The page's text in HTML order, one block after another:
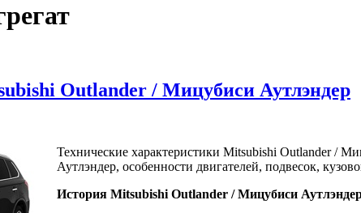
Outlander / Мицубиси Аутлэндер
Технические характеристики Mitsubishi Outlander /
Аутлэндер, особенности двигателей, подвесок,
История Mitsubishi Outlander / Мицубиси